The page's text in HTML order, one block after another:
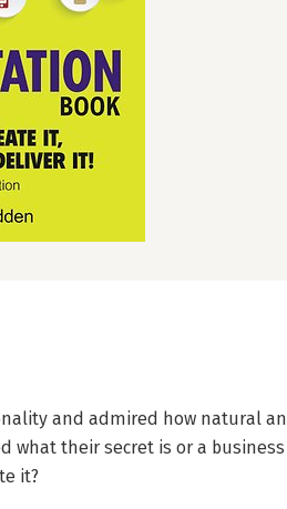
and admired how natural
what their secret is or a
it?